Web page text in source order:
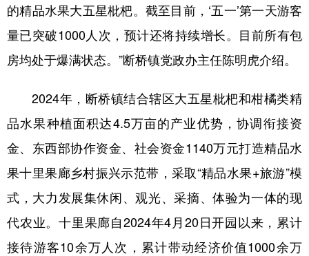
Deutsch Português
的精品水果大五星枇杷。截至目前，‘五一’第一天游客
量已突破1000人次，预计还将持续增长。目前所有包
房均处于爆满状态。”断桥镇党政办主任陈明虎介绍。
2024年，断桥镇结合辖区大五星枇杷和柑橘类精
品水果种植面积达4.5万亩的产业优势，协调衔接资
金、东西部协作资金、社会资金1140万元打造精品水
果十里果廊乡村振兴示范带，采取“精品水果+旅游”模
式，大力发展集休闲、观光、采摘、体验为一体的现
代农业。十里果廊自2024年4月20日开园以来，累计
接待游客10余万人次，累计带动经济价值1000余万